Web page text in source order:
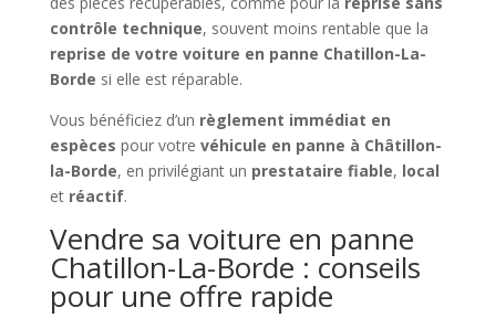
contrôle technique, souvent moins rentable que la
reprise de votre voiture en panne Chatillon-La-
Borde si elle est réparable.
Vous bénéficiez d’un règlement immédiat en
espèces pour votre véhicule en panne à Châtillon-
la-Borde, en privilégiant un prestataire fiable, local
et réactif.
Vendre sa voiture en panne
Chatillon-La-Borde : conseils
pour une offre rapide